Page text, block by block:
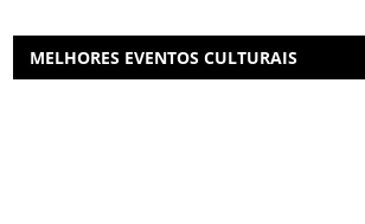
MELHORES EVENTOS CULTURAIS